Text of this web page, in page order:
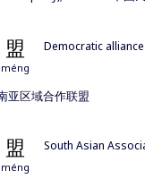
盟
méng
Democratic
亚区域合作联盟
盟
méng
South Asian